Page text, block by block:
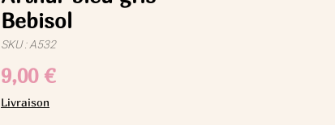
Bebisol
SKU : A532
9,00 €Prix
Livraison